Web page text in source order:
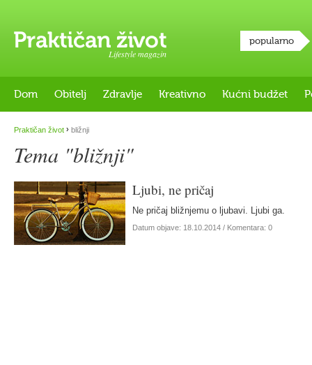
Lifestyle magazin
popularno
Dom Obitelj Zdravlje Kreativno Kućni budžet
Praktičan život › bližnji
Tema "bližnji"
Ljubi, ne pričaj
Ne pričaj bližnjemu o ljubavi. Ljubi ga.
Datum objave: 18.10.2014 / Komentara: 0